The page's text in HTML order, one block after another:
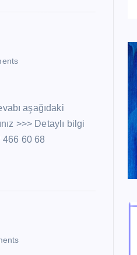
aşağıdaki
>>> Detaylı bilgi
60 68